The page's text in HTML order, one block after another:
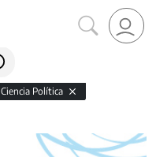
Ciencia Política